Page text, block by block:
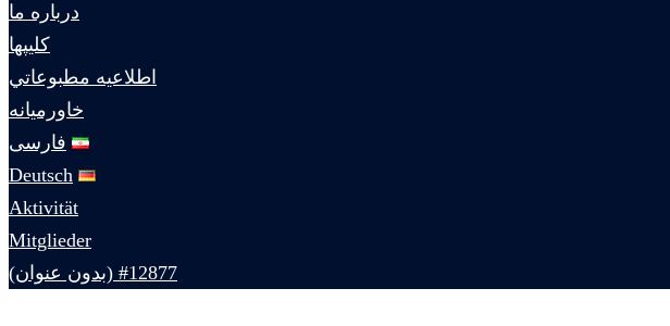
درباره ما
كليپها
اطلاعيه مطبوعاتي
خاورميانه
فارسی
Deutsch
Aktivität
Mitglieder
#12877 (بدون عنوان)